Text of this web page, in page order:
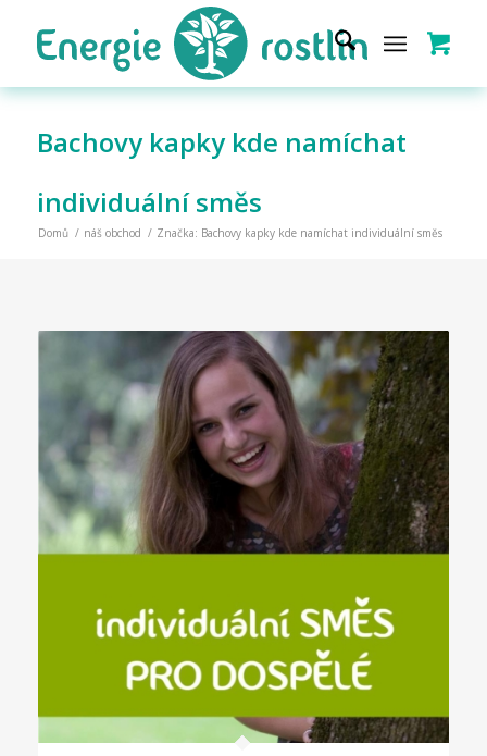
Bachovy kapky kde namíchat
individuální směs
Domů / náš obchod / Značka: Bachovy kapky kde namíchat individuální směs